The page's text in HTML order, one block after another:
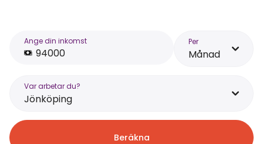
Ange din inkomst Per
Månad
Var arbetar du?
Jönköping
Beräkna